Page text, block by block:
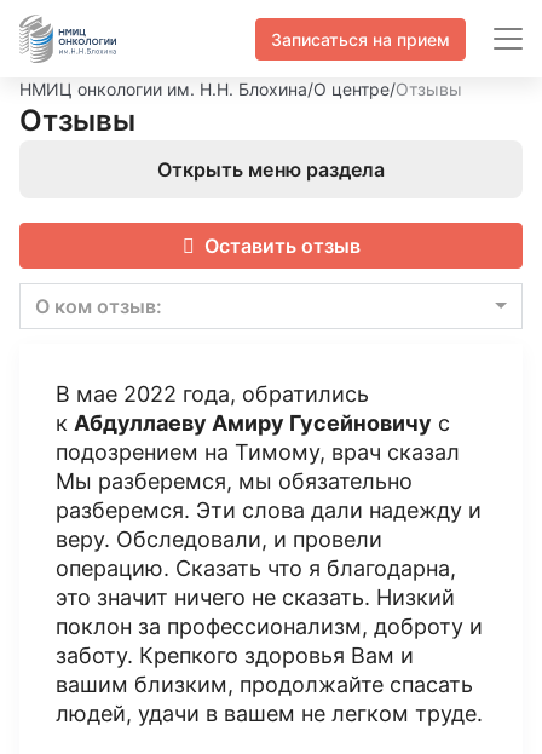
Записаться на прием
НМИЦ онкологии им. Н.Н. Блохина/О центре/Отзывы
Отзывы
Открыть меню раздела
Оставить отзыв
О ком отзыв:
В мае 2022 года, обратились
к Абдуллаеву Амиру Гусейновичу с
подозрением на Тимому, врач сказал
Мы разберемся, мы обязательно
разберемся. Эти слова дали надежду и
веру. Обследовали, и провели
операцию. Сказать что я благодарна,
это значит ничего не сказать. Низкий
поклон за профессионализм, доброту и
заботу. Крепкого здоровья Вам и
вашим близким, продолжайте спасать
людей, удачи в вашем не легком труде.